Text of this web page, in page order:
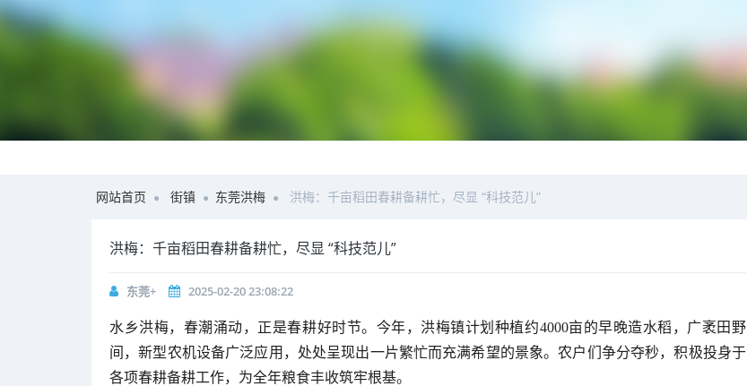
网站首页 街镇 东莞洪梅 洪梅：千亩稻田春耕备耕忙，尽显 “科技范儿”
洪梅：千亩稻田春耕备耕忙，尽显 “科技范儿”
东莞+ 2025-02-20 23:08:22
水乡洪梅，春潮涌动，正是春耕好时节。今年，洪梅镇计划种植约4000亩的早晚造水稻，广袤田野
间，新型农机设备广泛应用，处处呈现出一片繁忙而充满希望的景象。农户们争分夺秒，积极投身于
各项春耕备耕工作，为全年粮食丰收筑牢根基。